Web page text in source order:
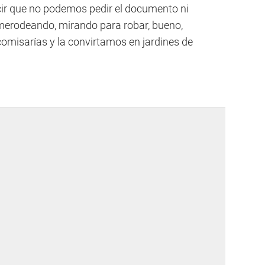
que no podemos pedir el documento ni
mirando para robar, bueno,
y la convirtamos en jardines de